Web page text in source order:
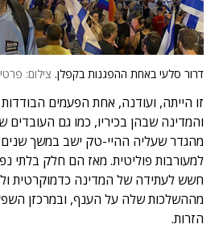
דרור סלעי באחת ההפגנות בקפלן. צילום: פרטי
זו הייתה, ועודנה, אחת הפעמים
והמדינה שבהן בכיריו, כמו גם העובדים
מהגדר שעליה ההיי-טק ישב במשך
למעורבות פוליטית. מאז הם חלק בלתי
חשש לעתידה של המדינה כדמוקרטית
מההשלכות שלה על הענף, ובמרכזן
הזרות.